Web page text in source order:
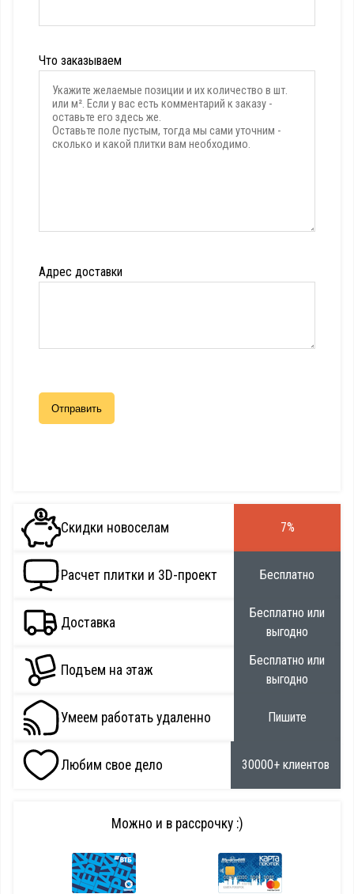
Что заказываем
Адрес доставки
Скидки новоселам 7%
Расчет плитки и 3D-проект Бесплатно
Доставка
Бесплатно или
выгодно
Подъем на этаж
Бесплатно или
выгодно
Умеем работать удаленно Пишите
Любим свое дело 30000+ клиентов
Можно и в рассрочку :)